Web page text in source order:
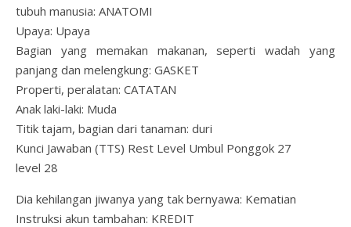
tubuh manusia: ANATOMI
Upaya: Upaya
Bagian yang memakan makanan, seperti wadah yang
panjang dan melengkung: GASKET
Properti, peralatan: CATATAN
Anak laki-laki: Muda
Titik tajam, bagian dari tanaman: duri
Kunci Jawaban (TTS) Rest Level Umbul Ponggok 27
level 28
Dia kehilangan jiwanya yang tak bernyawa: Kematian
Instruksi akun tambahan: KREDIT